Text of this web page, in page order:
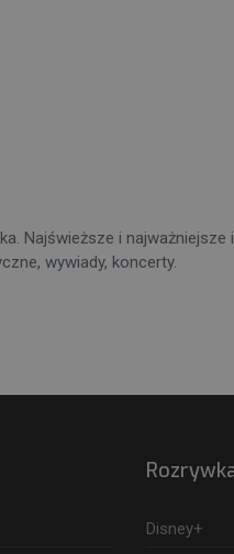
Najświeższe i
wywiady, koncerty.
Disney+